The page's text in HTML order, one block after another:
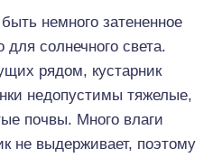
немного затененное
солнечного света.
рядом, кустарник
недопустимы тяжелые,
почвы. Много влаги
не выдерживает, поэтому